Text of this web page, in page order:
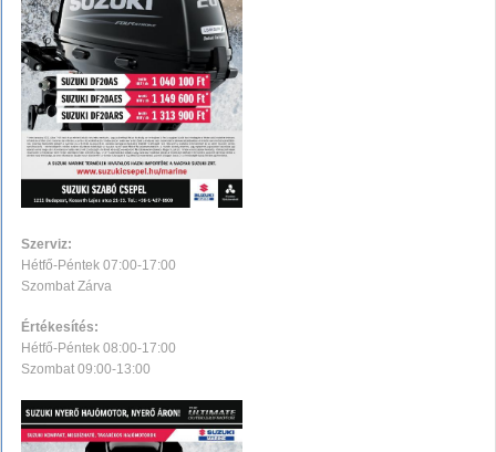
Szerviz:
Hétfő-Péntek 07:00-17:00
Szombat Zárva
Értékesítés:
Hétfő-Péntek 08:00-17:00
Szombat 09:00-13:00